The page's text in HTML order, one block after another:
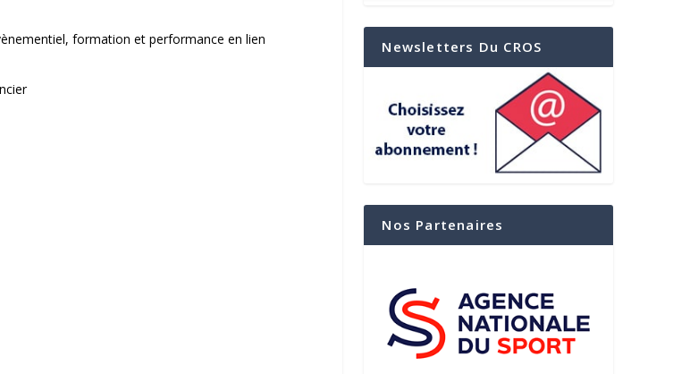
formation et performance en lien
Newsletters Du CROS
Nos Partenaires